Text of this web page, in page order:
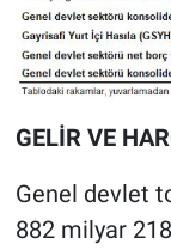
GELİR VE
Genel devlet
882 milyar